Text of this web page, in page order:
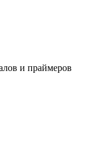
и праймеров